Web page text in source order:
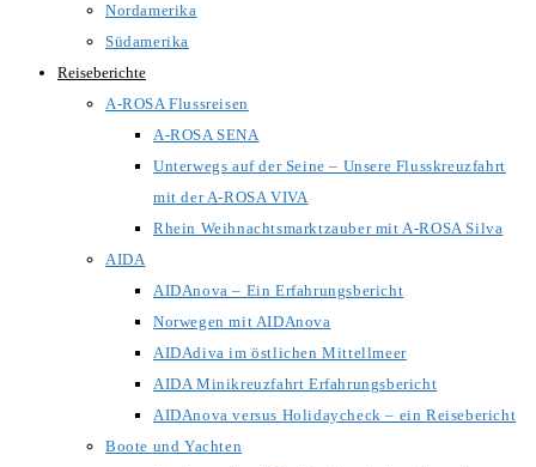
Nordamerika
Südamerika
Reiseberichte
A-ROSA Flussreisen
A-ROSA SENA
Unterwegs auf der Seine – Unsere Flusskreuzfahrt
mit der A-ROSA VIVA
Rhein Weihnachtsmarktzauber mit A-ROSA Silva
AIDA
AIDAnova – Ein Erfahrungsbericht
Norwegen mit AIDAnova
AIDAdiva im östlichen Mittellmeer
AIDA Minikreuzfahrt Erfahrungsbericht
AIDAnova versus Holidaycheck – ein Reisebericht
Boote und Yachten